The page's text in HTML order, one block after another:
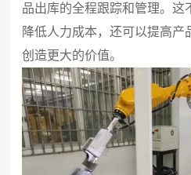
品出库的全程跟踪和管理。这
降低人力成本，还可以提高产
创造更大的价值。